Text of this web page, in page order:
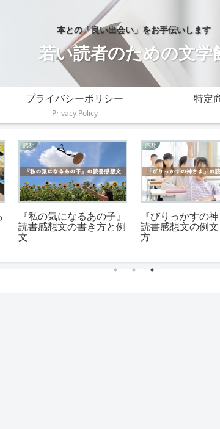
本との「良い出会い」をお手伝いします
若い読者のための文学
プライバシーポリシー
Privacy Policy
特定
感想
『私の気になるあの子』
読書感想文の書き方と例
文
感想
『びりっかすの神
読書感想文の例
方